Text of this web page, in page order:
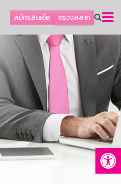
สมัครสินเชื่อ ตรวจสลาก